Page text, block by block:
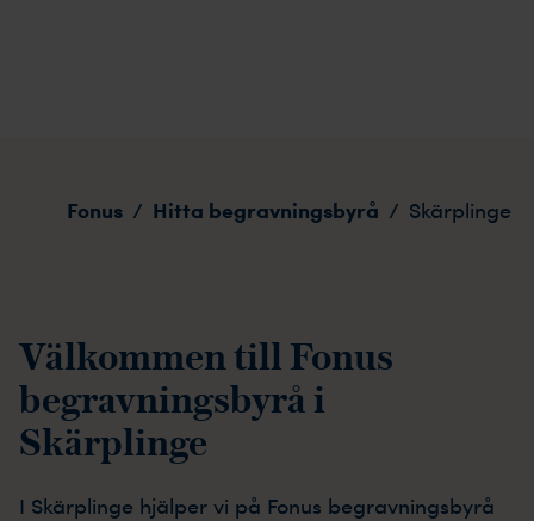
Fonus / Hitta begravningsbyrå / Skärplinge
Välkommen till Fonus
begravningsbyrå i
Skärplinge
I Skärplinge hjälper vi på Fonus begravningsbyrå